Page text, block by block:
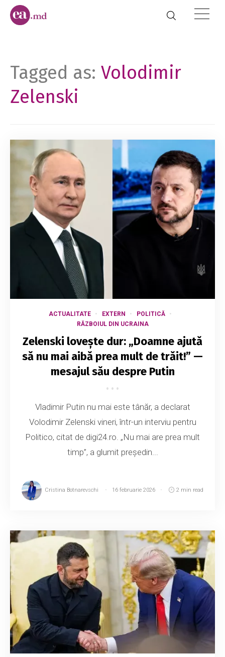
Tagged as: Volodimir
Zelenski
ACTUALITATE EXTERN
POLITICĂ
RĂZBOIUL DIN UCRAINA
Zelenski lovește dur: „Doamne ajută
să nu mai aibă prea mult de trăit!” —
mesajul său despre Putin
Vladimir Putin nu mai este tânăr, a declarat
Volodimir Zelenski vineri, într-un interviu pentru
Politico, citat de digi24.ro. „Nu mai are prea mult
timp”, a glumit președin...
Cristina Botnarevschi 16 februarie 2026 2 min read